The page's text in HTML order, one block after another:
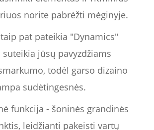
norite pabrėžti mėginyje.
pat pateikia "Dynamics"
jūsų pavyzdžiams
todėl garso dizaino
sudėtingesnės.
funkcija - šoninės grandinės
leidžianti pakeisti vartų